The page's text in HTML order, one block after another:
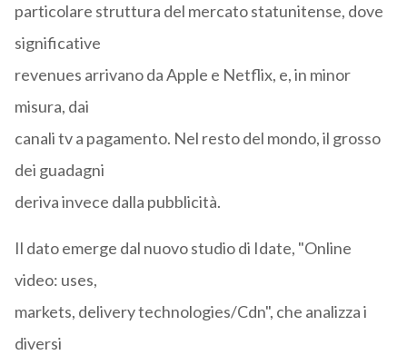
particolare struttura del mercato statunitense, dove
significative
revenues arrivano da Apple e Netflix, e, in minor
misura, dai
canali tv a pagamento. Nel resto del mondo, il grosso
dei guadagni
deriva invece dalla pubblicità.
Il dato emerge dal nuovo studio di Idate, "Online
video: uses,
markets, delivery technologies/Cdn", che analizza i
diversi